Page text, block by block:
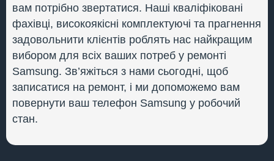
вам потрібно звертатися. Наші кваліфіковані
фахівці, високоякісні комплектуючі та прагнення
задовольнити клієнтів роблять нас найкращим
вибором для всіх ваших потреб у ремонті
Samsung. Зв’яжіться з нами сьогодні, щоб
записатися на ремонт, і ми допоможемо вам
повернути ваш телефон Samsung у робочий
стан.